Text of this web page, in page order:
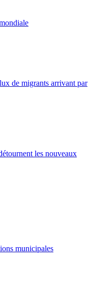
de migrants arrivant par
les nouveaux
municipales